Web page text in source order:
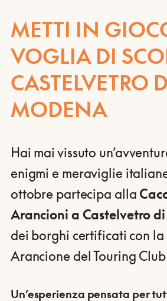
METTI IN
VOGLIA DI
CASTELVETRO
MODENA
Hai mai vissuto
enigmi e meraviglie
ottobre partecipa alla
Arancioni a Castelvetro
dei borghi certificati con la
Arancione del Touring
Un’esperienza pensata per